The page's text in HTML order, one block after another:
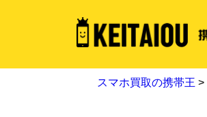
スマホ買取の携帯王 >